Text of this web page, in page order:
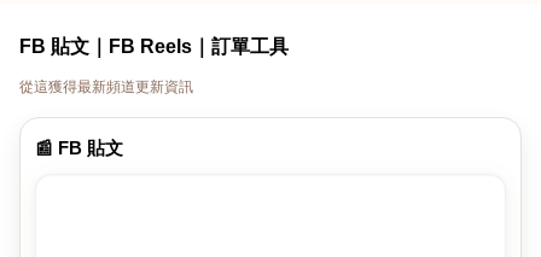
FB 貼文｜FB Reels｜訂單工具
從這獲得最新頻道更新資訊
📰 FB 貼文